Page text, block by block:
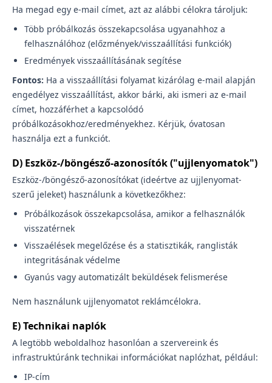
Ha megad egy e-mail címet, azt az alábbi célokra tároljuk:
Több próbálkozás összekapcsolása ugyanahhoz a
felhasználóhoz (előzmények/visszaállítási funkciók)
Eredmények visszaállításának segítése
Fontos: Ha a visszaállítási folyamat kizárólag e-mail alapján
engedélyez visszaállítást, akkor bárki, aki ismeri az e-mail
címet, hozzáférhet a kapcsolódó
próbálkozásokhoz/eredményekhez. Kérjük, óvatosan
használja ezt a funkciót.
D) Eszköz-/böngésző-azonosítók ("ujjlenyomatok")
Eszköz-/böngésző-azonosítókat (ideértve az ujjlenyomat-
szerű jeleket) használunk a következőkhez:
Próbálkozások összekapcsolása, amikor a felhasználók
visszatérnek
Visszaélések megelőzése és a statisztikák, ranglisták
integritásának védelme
Gyanús vagy automatizált beküldések felismerése
Nem használunk ujjlenyomatot reklámcélokra.
E) Technikai naplók
A legtöbb weboldalhoz hasonlóan a szervereink és
infrastruktúránk technikai információkat naplózhat, például:
IP-cím